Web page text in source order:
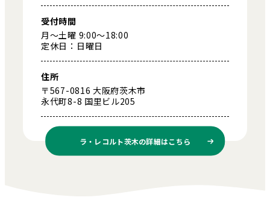
受付時間
月～土曜 9:00～18:00
定休日：日曜日
住所
〒567-0816 大阪府茨木市
永代町8-8 国里ビル205
ラ・レコルト茨木の詳細はこちら